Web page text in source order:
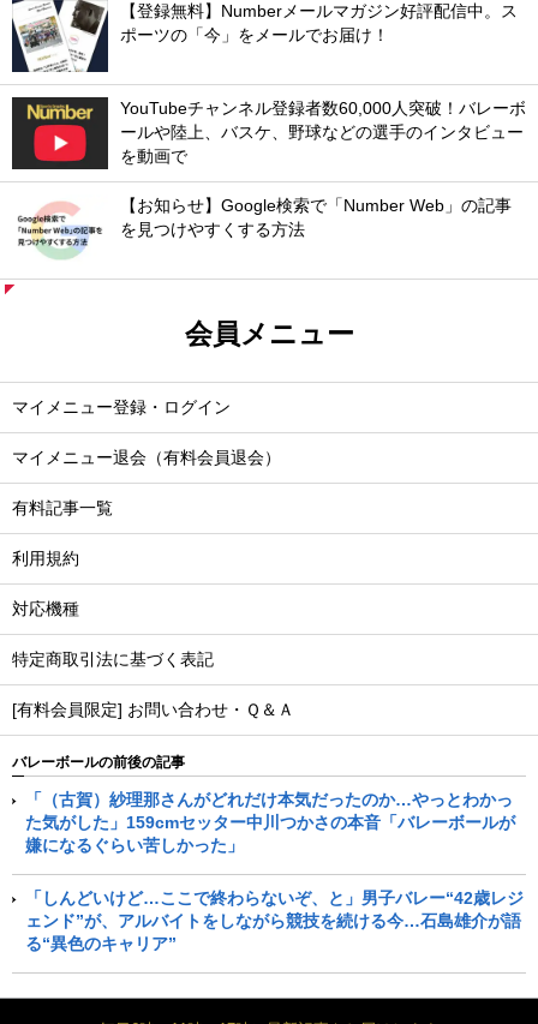
【登録無料】Numberメールマガジン好評配信中。ス
ポーツの「今」をメールでお届け！
YouTubeチャンネル登録者数60,000人突破！バレーボ
ールや陸上、バスケ、野球などの選手のインタビュー
を動画で
【お知らせ】Google検索で「Number Web」の記事
を見つけやすくする方法
会員メニュー
マイメニュー登録・ログイン
マイメニュー退会（有料会員退会）
有料記事一覧
利用規約
対応機種
特定商取引法に基づく表記
[有料会員限定] お問い合わせ・Ｑ＆Ａ
バレーボールの前後の記事
「（古賀）紗理那さんがどれだけ本気だったのか…やっとわかっ
た気がした」159cmセッター中川つかさの本音「バレーボールが
嫌になるぐらい苦しかった」
「しんどいけど…ここで終わらないぞ、と」男子バレー“42歳レジ
ェンド”が、アルバイトをしながら競技を続ける今…石島雄介が語
る“異色のキャリア”